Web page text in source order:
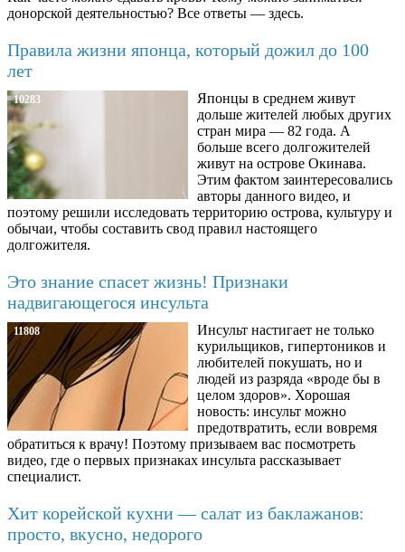
донорской деятельностью? Все ответы — здесь.
Правила жизни японца, который дожил до 100
лет
10283
Японцы в среднем живут
дольше жителей любых других
стран мира — 82 года. А
больше всего долгожителей
живут на острове Окинава.
Этим фактом заинтересовались
авторы данного видео, и
поэтому решили исследовать территорию острова, культуру и
обычаи, чтобы составить свод правил настоящего
долгожителя.
Это знание спасет жизнь! Признаки
надвигающегося инсульта
11808
Инсульт настигает не только
курильщиков, гипертоников и
любителей покушать, но и
людей из разряда «вроде бы в
целом здоров». Хорошая
новость: инсульт можно
предотвратить, если вовремя
обратиться к врачу! Поэтому призываем вас посмотреть
видео, где о первых признаках инсульта рассказывает
специалист.
Хит корейской кухни — салат из баклажанов:
просто, вкусно, недорого